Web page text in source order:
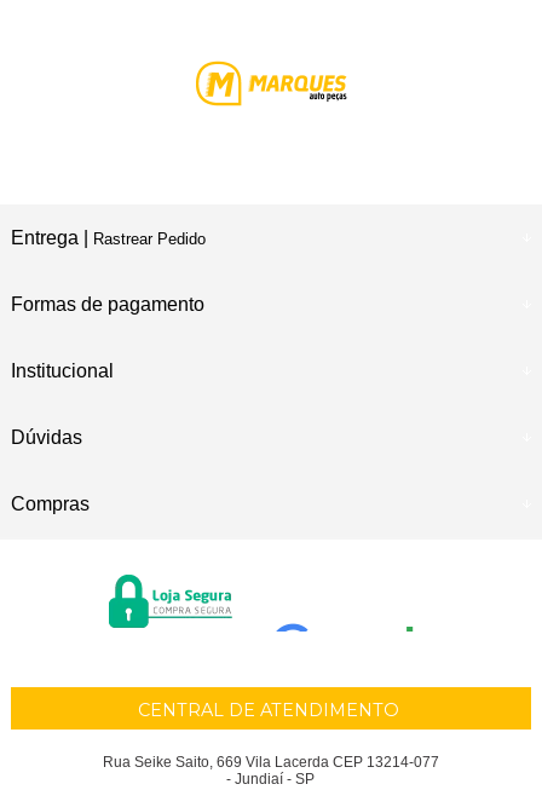
Entrega | Rastrear Pedido
Formas de pagamento
Institucional
Dúvidas
Compras
CENTRAL DE ATENDIMENTO
Rua Seike Saito, 669 Vila Lacerda CEP 13214-077
- Jundiaí - SP